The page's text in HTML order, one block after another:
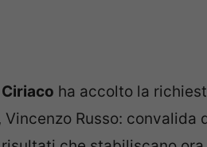
ha accolto la
Vincenzo Russo: convalida